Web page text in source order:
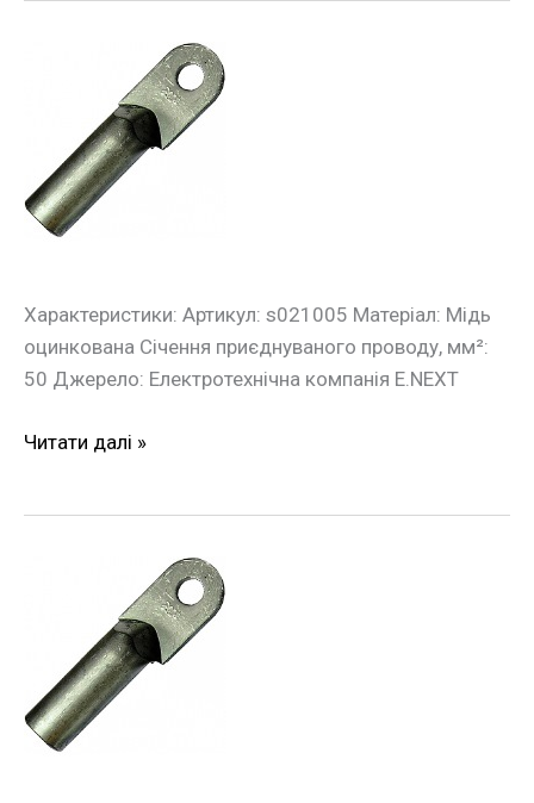
Характеристики: Артикул: s021005 Матеріал: Мідь
оцинкована Січення приєднуваного проводу, мм²:
50 Джерело: Електротехнічна компанія E.NEXT
накінечник
e.end.stand.z.50
50
кв.мм
Читати далі »
накінечник
e.end.stand.z.70
70
кв.мм